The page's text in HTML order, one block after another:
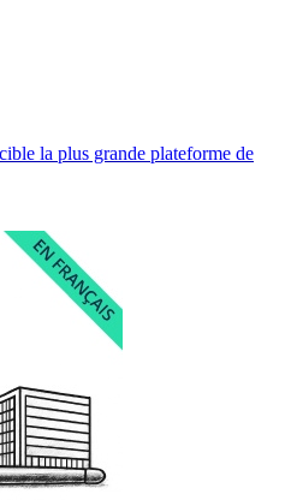
la plus grande plateforme de